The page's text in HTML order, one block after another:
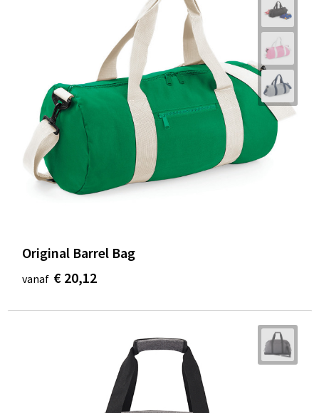
Original Barrel Bag
vanaf € 20,12